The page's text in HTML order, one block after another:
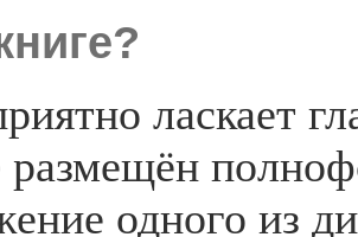
ласкает
размещён
одного из